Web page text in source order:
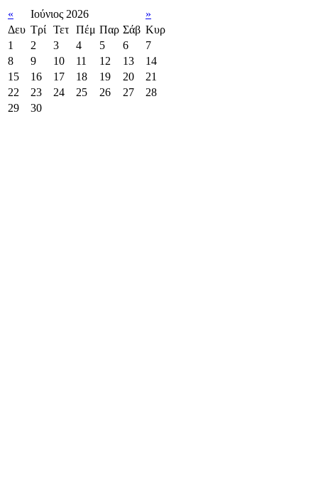
« Ιούνιος 2026
»
Δευ Τρί Τετ Πέμ Παρ Σάβ Κυρ
1
2 3 4 5 6
7
8
9 10 11 12 13
14
15
16 17 18 19 20
21
22
23 24 25 26 27
28
29
30